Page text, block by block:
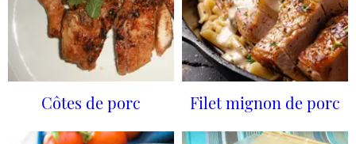
Côtes de porc Filet mignon de porc